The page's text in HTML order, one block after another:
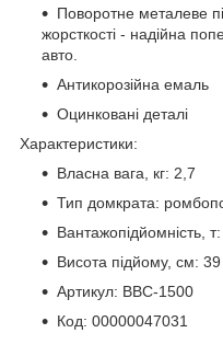
Поворотне металеве
жорсткості - надійна
авто.
Антикорозійна емаль
Оцинковані деталі
Характеристики:
Власна вага, кг: 2,7
Тип домкрата:
Вантажопідйомність,
Висота підйому, см: 39
Артикул: BBC-1500
Код: 00000047031